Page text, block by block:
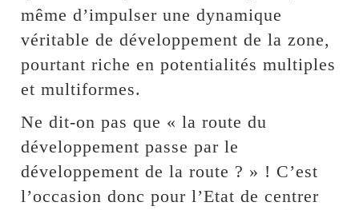
même d’impulser une dynamique
véritable de développement de la zone,
pourtant riche en potentialités multiples
et multiformes.
Ne dit-on pas que « la route du
développement passe par le
développement de la route ? » ! C’est
l’occasion donc pour l’Etat de centrer